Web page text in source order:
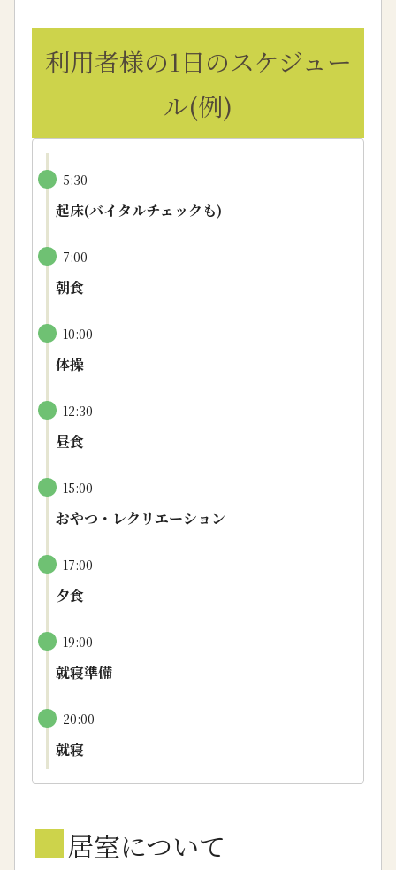
利用者様の1日のスケジュー
ル(例)
5:30
起床(バイタルチェックも)
7:00
朝食
10:00
体操
12:30
昼食
15:00
おやつ・レクリエーション
17:00
夕食
19:00
就寝準備
20:00
就寝
■居室について